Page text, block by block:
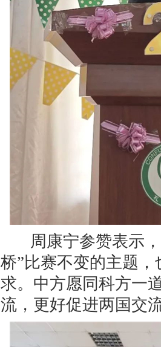
周康宁参赞表示，
桥”比赛不变的主题
求。中方愿同科方一
流，更好促进两国交